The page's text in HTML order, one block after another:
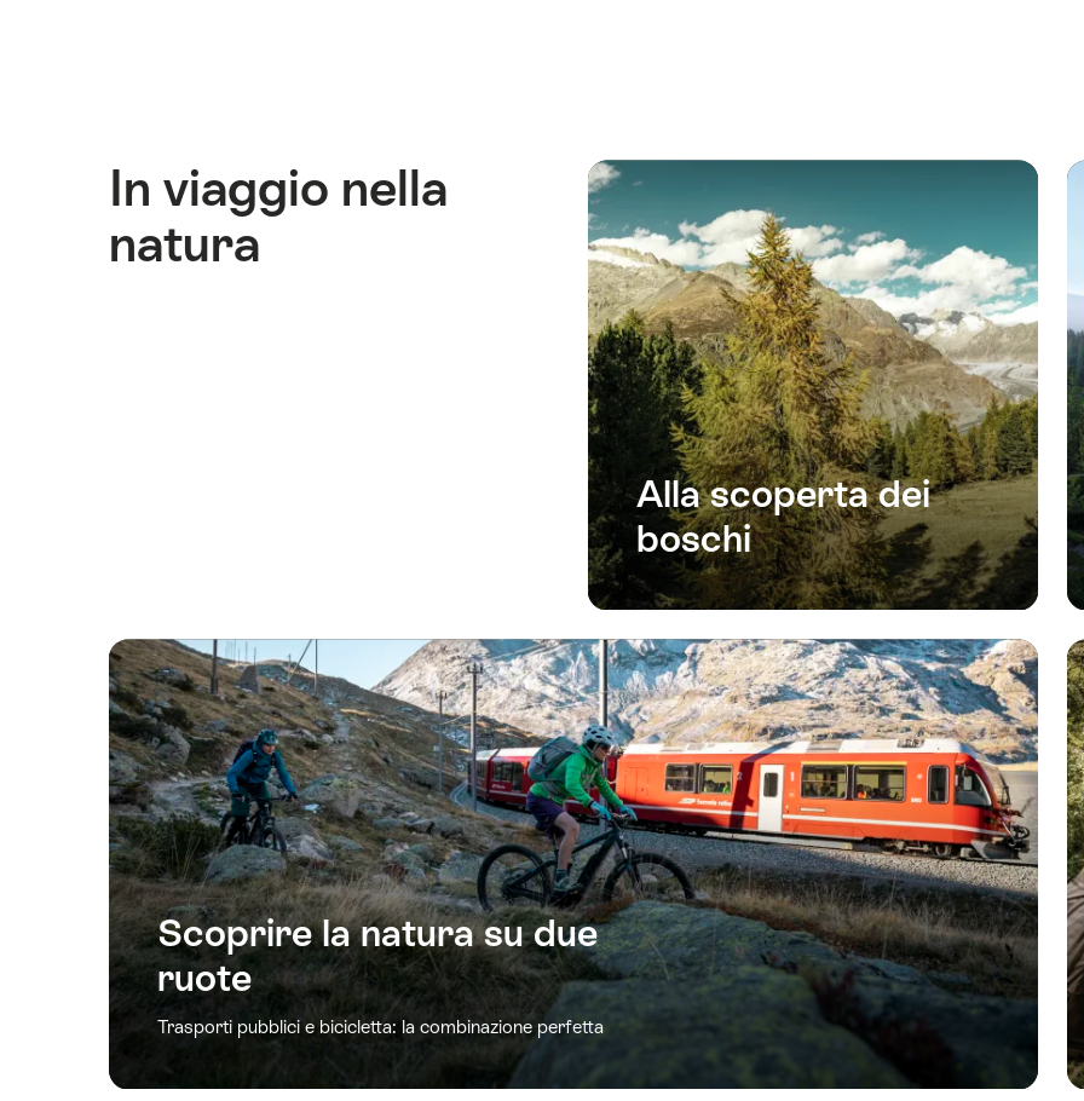
In viaggio nella
natura
Alla scoperta dei
boschi
Scoprire la natura su due
ruote
Trasporti pubblici e bicicletta: la combinazione perfetta